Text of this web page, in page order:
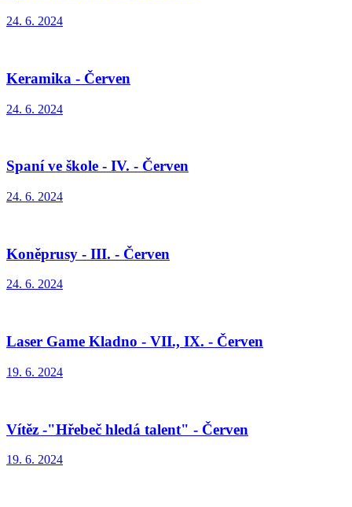
24. 6. 2024
Keramika - Červen
24. 6. 2024
Spaní ve škole - IV. - Červen
24. 6. 2024
Koněprusy - III. - Červen
24. 6. 2024
Laser Game Kladno - VII., IX. - Červen
19. 6. 2024
Vítěz -"Hřebeč hledá talent" - Červen
19. 6. 2024